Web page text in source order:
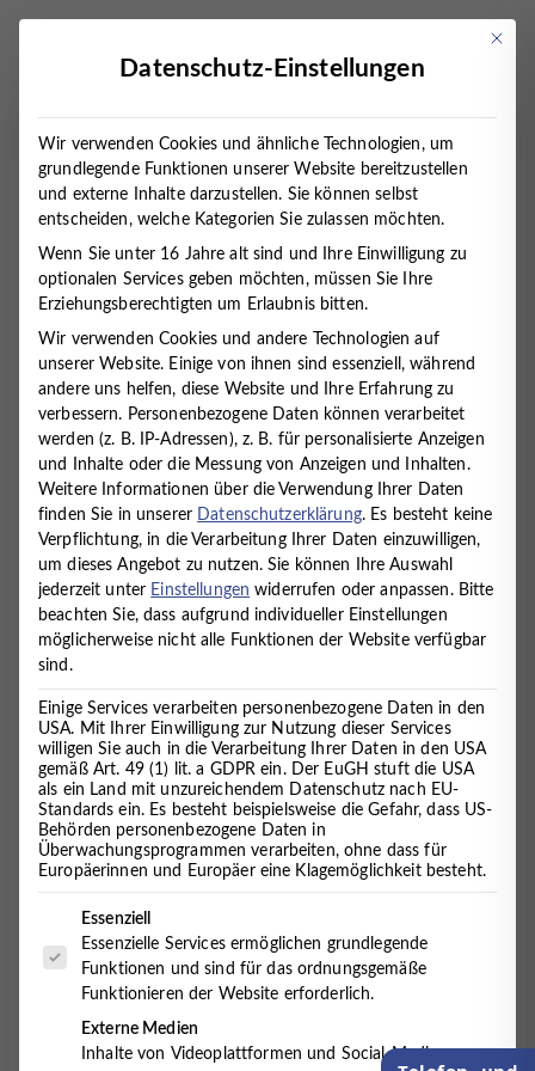
Medizinischer
Fachangestellter (m/w/d)
Startseite / Medizinischer Fachangestellter (m/w/d)
Wir suchen für unseren Standort
Medizinische/n
Fachangestellte/n (m/w/d)
in Teilzeit (20 h/Woche).
Das MVZ Timmermann und Partner ist die
Fachpraxis im Elbe-Weser-Dreieck für
Psychosomatische Medizin, Psychiatrie, Kinder- und
Jugendpsychiatrie, Psychotherapie, Neurologie,
Ergotherapie, Logopädie und Ernährungsmedizin.
Ganzheitlich.Unser Gesundheitsverständnis ist ein
ganzheitliches, biopsychosoziales, das den Menschen
in seinen familiären und Umweltbezügen sieht und
behandelt. Wir wissen aus Erfahrung, wie sich Körper
und Seele gegenseitig beeinflussen.
Regional und bundesweit einzigartig.Mit Standorten
in Cuxhaven, Oldenburg, Hemmoor und Lüneburg
sowie insgesamt 8 Fachdisziplinen unter einem Dach
gewähren wir eine bundesweit einzigartige ambulante
Versorgung unserer Patient:innen.
Multimodal und fachübergreifend.
Teamsitzungen und ein fachübergreifender Austausch
Mit
Datenschutz-Einstellungen
Wir verwenden Cookies und ähnliche Technologien, um
grundlegende Funktionen unserer Website bereitzustellen
und externe Inhalte darzustellen. Sie können selbst
entscheiden, welche Kategorien Sie zulassen möchten.
Wenn Sie unter 16 Jahre alt sind und Ihre Einwilligung zu
optionalen Services geben möchten, müssen Sie Ihre
Erziehungsberechtigten um Erlaubnis bitten.
Wir verwenden Cookies und andere Technologien auf
unserer Website. Einige von ihnen sind essenziell, während
andere uns helfen, diese Website und Ihre Erfahrung zu
verbessern. Personenbezogene Daten können verarbeitet
werden (z. B. IP-Adressen), z. B. für personalisierte Anzeigen
und Inhalte oder die Messung von Anzeigen und Inhalten.
Weitere Informationen über die Verwendung Ihrer Daten
finden Sie in unserer Datenschutzerklärung. Es besteht keine
Verpflichtung, in die Verarbeitung Ihrer Daten einzuwilligen,
um dieses Angebot zu nutzen. Sie können Ihre Auswahl
jederzeit unter Einstellungen widerrufen oder anpassen. Bitte
beachten Sie, dass aufgrund individueller Einstellungen
möglicherweise nicht alle Funktionen der Website verfügbar
sind.
Einige Services verarbeiten personenbezogene Daten in den
USA. Mit Ihrer Einwilligung zur Nutzung dieser Services
willigen Sie auch in die Verarbeitung Ihrer Daten in den USA
gemäß Art. 49 (1) lit. a GDPR ein. Der EuGH stuft die USA
als ein Land mit unzureichendem Datenschutz nach EU-
Standards ein. Es besteht beispielsweise die Gefahr, dass US-
Behörden personenbezogene Daten in
Überwachungsprogrammen verarbeiten, ohne dass für
Europäerinnen und Europäer eine Klagemöglichkeit besteht.
Es folgt eine Liste der Service-Gruppen, für die eine Einwilligung
Essenziell
Essenzielle Services ermöglichen grundlegende
Funktionen und sind für das ordnungsgemäße
Funktionieren der Website erforderlich.
Externe Medien
Inhalte von Videoplattformen und Social-Media-